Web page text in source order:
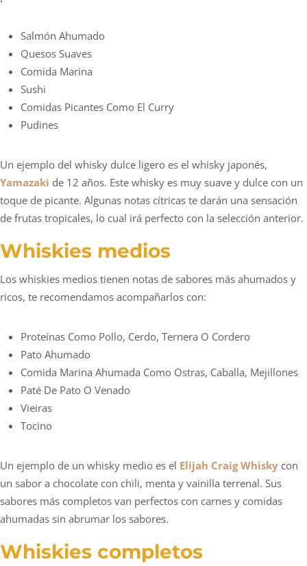
Salmón Ahumado
Quesos Suaves
Comida Marina
Sushi
Comidas Picantes Como El Curry
Pudines
Un ejemplo del whisky dulce ligero es el whisky japonés,
Yamazaki de 12 años. Este whisky es muy suave y dulce con un
toque de picante. Algunas notas cítricas te darán una sensación
de frutas tropicales, lo cual irá perfecto con la selección anterior.
Whiskies medios
Los whiskies medios tienen notas de sabores más ahumados y
ricos, te recomendamos acompañarlos con:
Proteínas Como Pollo, Cerdo, Ternera O Cordero
Pato Ahumado
Comida Marina Ahumada Como Ostras, Caballa, Mejillones
Paté De Pato O Venado
Vieiras
Tocino
Un ejemplo de un whisky medio es el Elijah Craig Whisky con
un sabor a chocolate con chili, menta y vainilla terrenal. Sus
sabores más completos van perfectos con carnes y comidas
ahumadas sin abrumar los sabores.
Whiskies completos